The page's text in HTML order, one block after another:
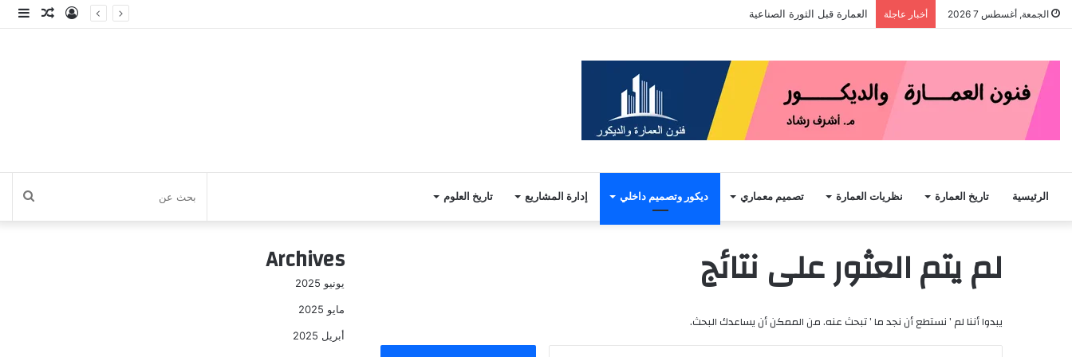
الجمعة, أغسطس 7 2026 أخبار عاجلة العمارة قبل الثورة الصناعية
مقال تسجيل
الرئيسية تاريخ العمارة نظريات العمارة تصميم معماري ديكور وتصميم داخلي إدارة المشاريع تاريخ العلوم
لم يتم العثور على نتائج
يبدوا أننا لم ’ نستطع أن نجد ما ’ تبحث عنه. من الممكن أن يساعدك البحث.
Archives
يونيو 2025
مايو 2025
أبريل 2025